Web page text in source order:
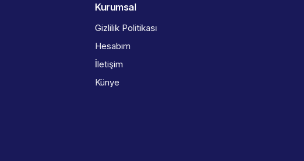
Kurumsal
Gizlilik Politikası
Hesabım
İletişim
Künye